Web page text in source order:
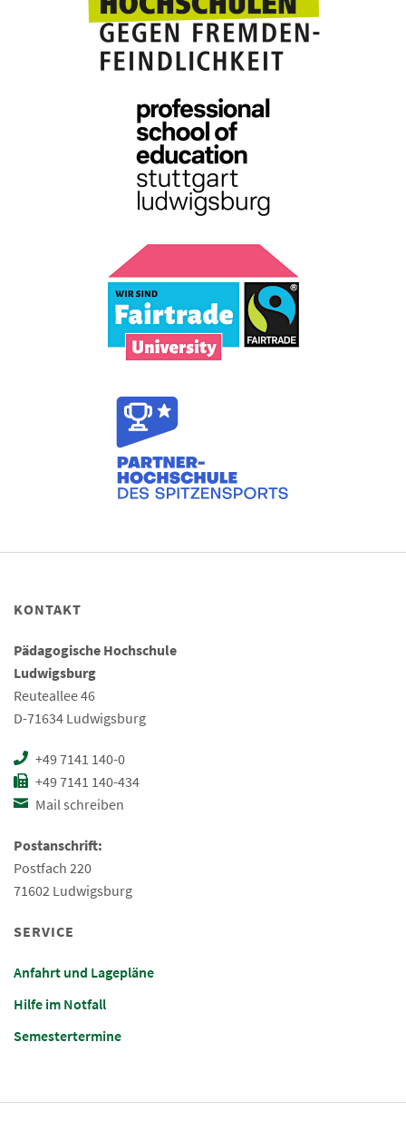
KONTAKT
Pädagogische Hochschule
Ludwigsburg
Reuteallee 46
D-71634 Ludwigsburg
+49 7141 140-0
+49 7141 140-434
Mail schreiben
Postanschrift:
Postfach 220
71602 Ludwigsburg
SERVICE
Anfahrt und Lagepläne
Hilfe im Notfall
Semestertermine